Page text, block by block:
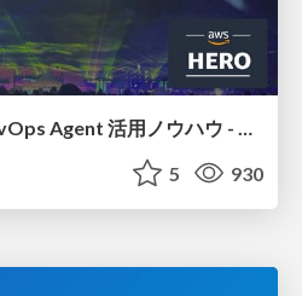
5 930